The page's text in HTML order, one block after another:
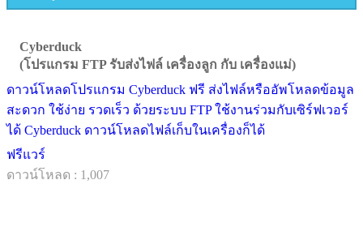
Cyberduck
(โปรแกรม FTP รับส่งไฟล์ เครื่องลูก กับ เครื่องแม่)
ดาวน์โหลดโปรแกรม Cyberduck ฟรี ส่งไฟล์หรืออัพโหลดข้อมูล
สะดวก ใช้ง่าย รวดเร็ว ด้วยระบบ FTP ใช้งานร่วมกับเซิร์ฟเวอร์
ได้ Cyberduck ดาวน์โหลดไฟล์เก็บในเครื่องก็ได้
ฟรีแวร์
ดาวน์โหลด : 1,007